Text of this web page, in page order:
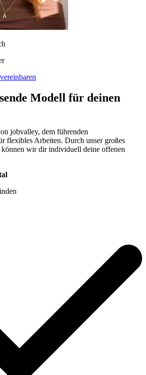
Modell für deinen
jobvalley, dem führenden
flexibles Arbeiten. Durch unser großes
wir dir individuell deine offenen